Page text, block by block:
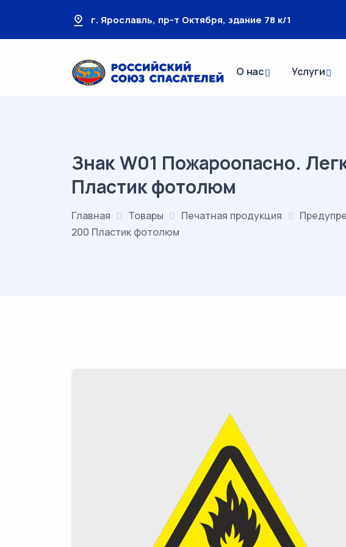
г. Ярославль, пр-т Октября, здание 78 к/1
О нас Услуги
Знак W01 Пожароопасно.
Пластик фотолюм
Главная Товары Печатная продукция
200 Пластик фотолюм